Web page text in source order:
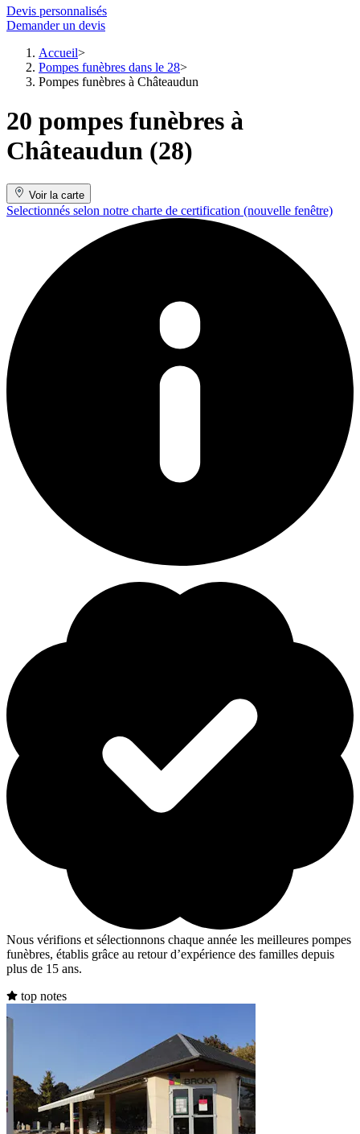
Devis personnalisés
Demander un devis
Accueil
Pompes funèbres dans le 28
Pompes funèbres à Châteaudun
20 pompes funèbres à
Châteaudun (28)
Voir la carte
Selectionnés selon notre charte de certification (nouvelle fenêtre)
Nous vérifions et sélectionnons chaque année les meilleures pompes
funèbres, établis grâce au retour d’expérience des familles depuis
plus de 15 ans.
top notes